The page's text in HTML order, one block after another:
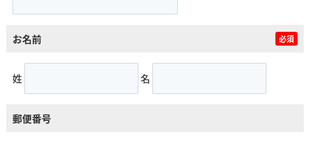
お名前 必須
姓 名
郵便番号